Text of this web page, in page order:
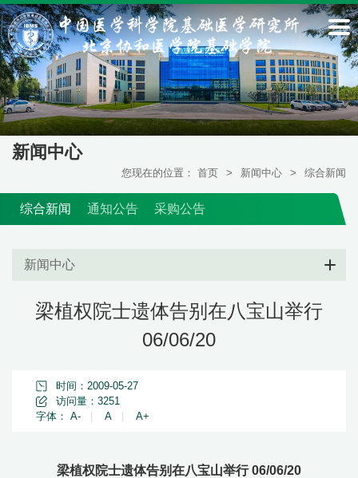
新闻中心
您现在的位置： 首页 > 新闻中心 > 综合新闻
综合新闻 通知公告 采购公告
新闻中心
梁植权院士遗体告别在八宝山举行
06/06/20
时间：2009-05-27
访问量： 3251
字体： A- A A+
梁植权院士遗体告别在八宝山举行 06/06/20